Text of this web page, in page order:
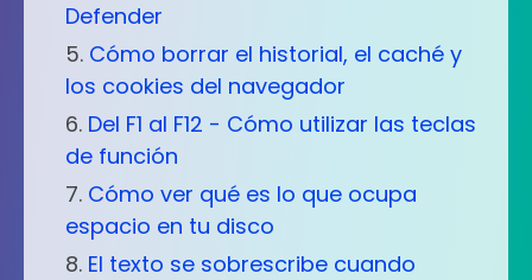
Defender
Cómo borrar el historial, el caché y
los cookies del navegador
Del F1 al F12 - Cómo utilizar las teclas
de función
Cómo ver qué es lo que ocupa
espacio en tu disco
El texto se sobrescribe cuando